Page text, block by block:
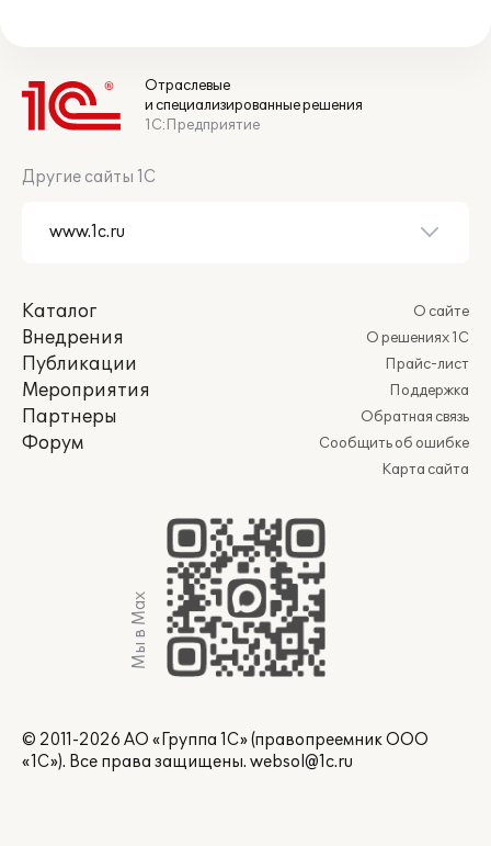
Отраслевые
и специализированные решения
1С:Предприятие
Другие сайты 1С
Каталог
Внедрения
Публикации
Мероприятия
Партнеры
Форум
О сайте
О решениях 1С
Прайс-лист
Поддержка
Обратная связь
Сообщить об ошибке
Карта сайта
Мы в Max
© 2011-2026 АО «Группа 1С» (правопреемник ООО
«1С»). Все права защищены. websol@1c.ru